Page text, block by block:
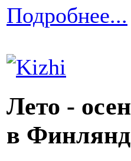
Подробнее...
Лето -
в